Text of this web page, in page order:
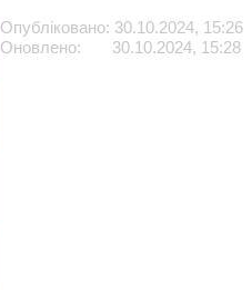
Опубліковано: 30.10.2024, 15:26
Оновлено: 30.10.2024, 15:28